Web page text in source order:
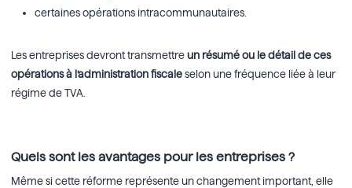
certaines opérations intracommunautaires.
Les entreprises devront transmettre un résumé ou le détail de ces
opérations à l’administration fiscaleselon une fréquence liée à leur
régime de TVA.
Quels sont les avantages pour les entreprises ?
Même si cette réforme représente un changement important, elle